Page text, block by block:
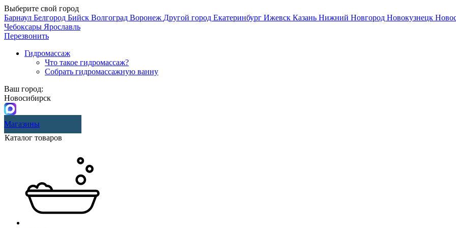
Выберите свой город
Барнаул Белгород Бийск Волгоград Воронеж Другой город Екатеринбург Ижевск Казань Нижний Новгород Новокузнецк
Чебоксары Ярославль
Перезвонить
Гидромассаж
Что такое гидромассаж?
Собрать гидромассажную ванну
Ваш город:
Новосибирск
Магазины
Каталог товаров